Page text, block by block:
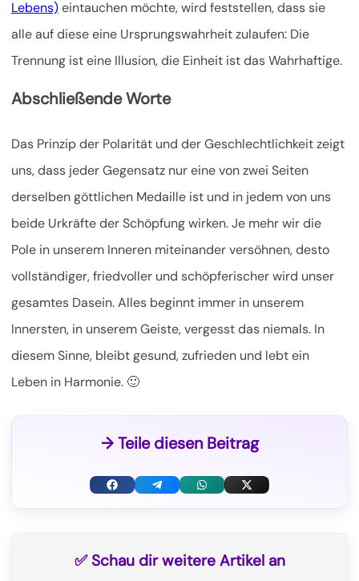
Lebens)eintauchen möchte, wird feststellen, dass sie
alle auf diese eine Ursprungswahrheit zulaufen: Die
Trennung ist eine Illusion, die Einheit ist das Wahrhaftige.
Abschließende Worte
Das Prinzip der Polarität und der Geschlechtlichkeit zeigt
uns, dass jeder Gegensatz nur eine von zwei Seiten
derselben göttlichen Medaille ist und in jedem von uns
beide Urkräfte der Schöpfung wirken. Je mehr wir die
Pole in unserem Inneren miteinander versöhnen, desto
vollständiger, friedvoller und schöpferischer wird unser
gesamtes Dasein. Alles beginnt immer in unserem
Innersten, in unserem Geiste, vergesst das niemals. In
diesem Sinne, bleibt gesund, zufrieden und lebt ein
Leben in Harmonie. 🙂
→ Teile diesen Beitrag
F
T
W
X
T
✅ Schau dir weitere Artikel an